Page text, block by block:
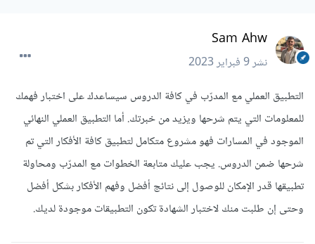
Sam Ahw
نشر9 فبراير 2023
التطبيق العملي مع المدرّب في كافة الدروس سيساعدك على اختبار فهمك
للمعلومات التي يتم شرحها ويزيد من خبرتك. أما التطبيق العملي النهائي
الموجود في المسارات فهو مشروع متكامل لتطبيق كافة الأفكار التي تم
شرحها ضمن الدروس. يجب عليك متابعة الخطوات مع المدرّب ومحاولة
تطبيقها قدر الإمكان للوصول إلى نتائج أفضل وفهم الأفكار بشكل أفضل
وحتى إن طلبت منك لاختبار الشهادة تكون التطبيقات موجودة لديك.